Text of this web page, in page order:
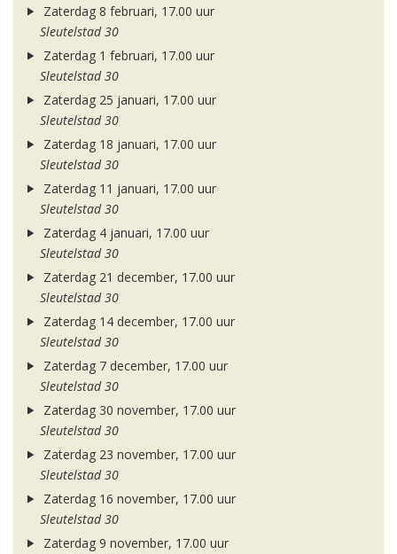
Zaterdag 8 februari, 17.00 uur
Sleutelstad 30
Zaterdag 1 februari, 17.00 uur
Sleutelstad 30
Zaterdag 25 januari, 17.00 uur
Sleutelstad 30
Zaterdag 18 januari, 17.00 uur
Sleutelstad 30
Zaterdag 11 januari, 17.00 uur
Sleutelstad 30
Zaterdag 4 januari, 17.00 uur
Sleutelstad 30
Zaterdag 21 december, 17.00 uur
Sleutelstad 30
Zaterdag 14 december, 17.00 uur
Sleutelstad 30
Zaterdag 7 december, 17.00 uur
Sleutelstad 30
Zaterdag 30 november, 17.00 uur
Sleutelstad 30
Zaterdag 23 november, 17.00 uur
Sleutelstad 30
Zaterdag 16 november, 17.00 uur
Sleutelstad 30
Zaterdag 9 november, 17.00 uur